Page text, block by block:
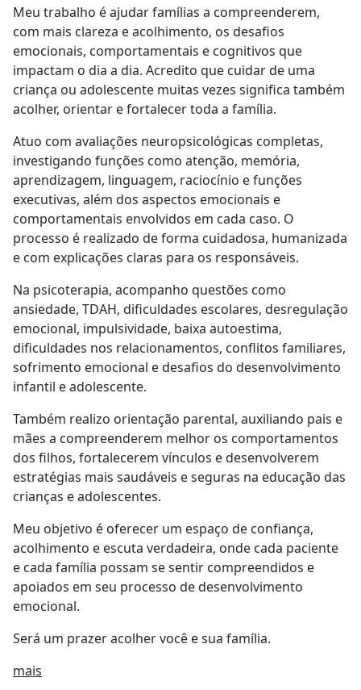
Meu trabalho é ajudar famílias a compreenderem,
com mais clareza e acolhimento, os desafios
emocionais, comportamentais e cognitivos que
impactam o dia a dia. Acredito que cuidar de uma
criança ou adolescente muitas vezes significa também
acolher, orientar e fortalecer toda a família.
Atuo com avaliações neuropsicológicas completas,
investigando funções como atenção, memória,
aprendizagem, linguagem, raciocínio e funções
executivas, além dos aspectos emocionais e
comportamentais envolvidos em cada caso. O
processo é realizado de forma cuidadosa, humanizada
e com explicações claras para os responsáveis.
Na psicoterapia, acompanho questões como
ansiedade, TDAH, dificuldades escolares, desregulação
emocional, impulsividade, baixa autoestima,
dificuldades nos relacionamentos, conflitos familiares,
sofrimento emocional e desafios do desenvolvimento
infantil e adolescente.
Também realizo orientação parental, auxiliando pais e
mães a compreenderem melhor os comportamentos
dos filhos, fortalecerem vínculos e desenvolverem
estratégias mais saudáveis e seguras na educação das
crianças e adolescentes.
Meu objetivo é oferecer um espaço de confiança,
acolhimento e escuta verdadeira, onde cada paciente
e cada família possam se sentir compreendidos e
apoiados em seu processo de desenvolvimento
emocional.
Será um prazer acolher você e sua família.
mais